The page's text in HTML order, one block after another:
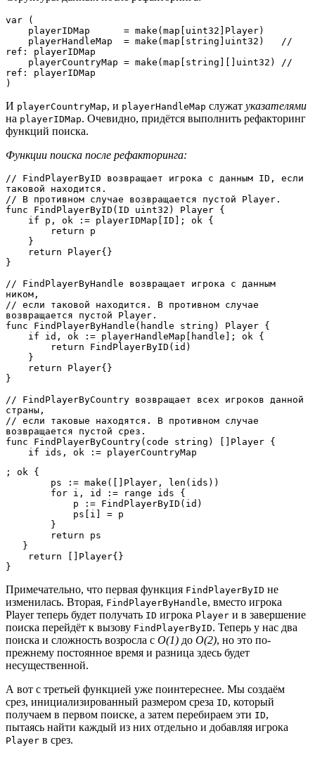
var (
ref: playerIDMap
ref: playerIDMap
)
И playerCountryMap, и playerHandleMap служат указателями
на playerIDMap. Очевидно, придётся выполнить рефакторинг
функций поиска.
Функции поиска после рефакторинга:
// FindPlayerByID возвращает игрока с данным ID, если
таковой находится.
// В противном случае возвращается пустой Player.
func FindPlayerByID(ID uint32) Player {
}
// FindPlayerByHandle возвращает игрока с данным
ником,
// если таковой находится. В противном случае
возвращается пустой Player.
func FindPlayerByHandle(handle string) Player {
}
// FindPlayerByCountry возвращает всех игроков данной
страны,
// если таковые находятся. В противном случае
возвращается пустой срез.
func FindPlayerByCountry(code string) []Player {
    if ids, ok := playerCountryMap
; ok {
}
Примечательно, что первая функция FindPlayerByID не
изменилась. Вторая, FindPlayerByHandle, вместо игрока
Player теперь будет получать ID игрока Player и в завершение
поиска перейдёт к вызову FindPlayerByID. Теперь у нас два
поиска и сложность возросла с O(1) до O(2), но это по-
прежнему постоянное время и разница здесь будет
несущественной.
А вот с третьей функцией уже поинтереснее. Мы создаём
срез, инициализированный размером среза ID, который
получаем в первом поиске, а затем перебираем эти ID,
пытаясь найти каждый из них отдельно и добавляя игрока
Player в срез.